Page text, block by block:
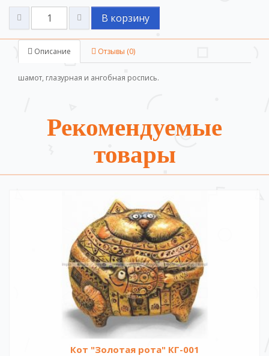
В корзину
Описание Отзывы (0)
шамот, глазурная и ангобная роспись.
Рекомендуемые
товары
Кот "Золотая рота" КГ-001